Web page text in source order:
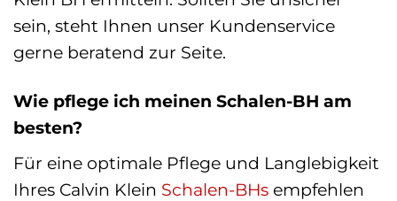
sein, steht Ihnen unser Kundenservice
gerne beratend zur Seite.
Wie pflege ich meinen Schalen-BH am
besten?
Für eine optimale Pflege und Langlebigkeit
Ihres Calvin Klein Schalen-BHs empfehlen